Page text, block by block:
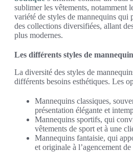
sublimer les vêtements, notamment
variété de styles de mannequins qui
des collections diversifiées, allant
plus modernes.
Les différents styles de
La diversité des styles de
différents besoins esthétiques. Les
Mannequins classiques,
présentation élégante et
Mannequins sportifs, qui
vêtements de sport et à une
Mannequins fantaisie, qui
et originale à l’agencement